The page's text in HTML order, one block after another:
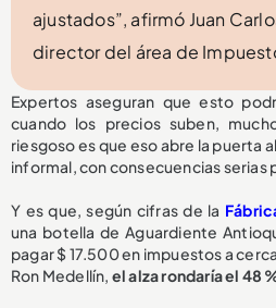
ajustados”, afirmó Juan
director del área de
Expertos aseguran que esto
cuando los precios suben,
riesgoso es que eso abre la puerta al
informal, con consecuencias serias
Y es que, según cifras de la
una botella de Aguardiente
pagar $ 17.500 en impuestos a
Ron Medellín, el alza rondaría el 48